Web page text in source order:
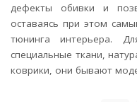
дефекты обивки и
оставаясь при этом
тюнинга интерьера.
специальные ткани,
коврики, они бывают